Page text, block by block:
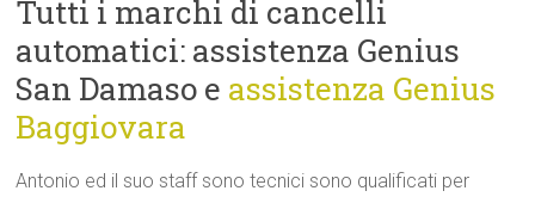
Tutti i marchi di cancelli
automatici: assistenza Genius
San Damaso e assistenza Genius
Baggiovara
Antonio ed il suo staff sono tecnici sono qualificati per